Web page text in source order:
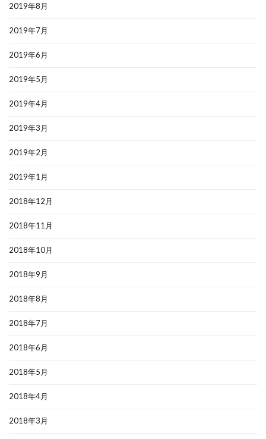
2019年8月
2019年7月
2019年6月
2019年5月
2019年4月
2019年3月
2019年2月
2019年1月
2018年12月
2018年11月
2018年10月
2018年9月
2018年8月
2018年7月
2018年6月
2018年5月
2018年4月
2018年3月